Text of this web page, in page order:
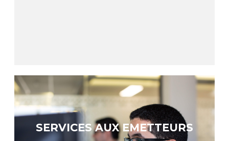
SERVICES AUX EMETTEURS